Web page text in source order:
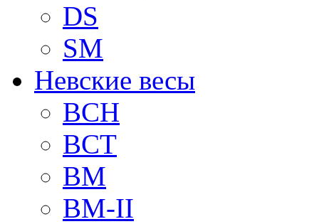
DS
SM
Невские весы
BCH
BCT
BM
BM-II